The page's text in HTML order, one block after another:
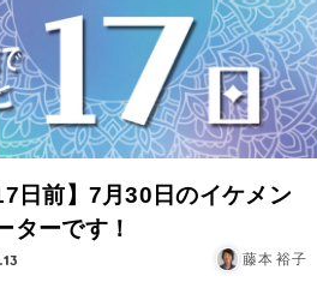
日前】7月30日のイケメン
ターです！
藤本 裕子